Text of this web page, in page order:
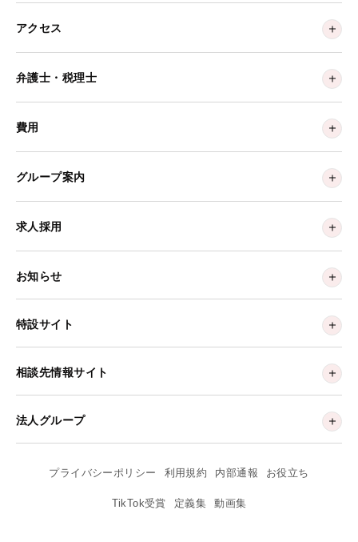
アクセス
弁護士・税理士
費用
グループ案内
求人採用
お知らせ
特設サイト
相談先情報サイト
法人グループ
プライバシーポリシー 利用規約 内部通報 お役立ち
TikTok受賞 定義集 動画集